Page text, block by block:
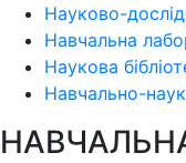
Науково-
Навчальна
Наукова
Навчально-